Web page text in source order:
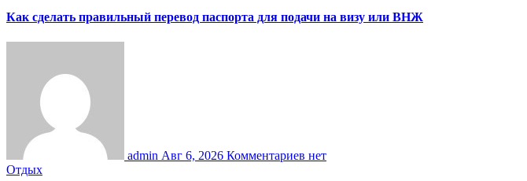
Как сделать правильный перевод паспорта для подачи на визу или ВНЖ
admin Авг 6, 2026 Комментариев нет
Отдых